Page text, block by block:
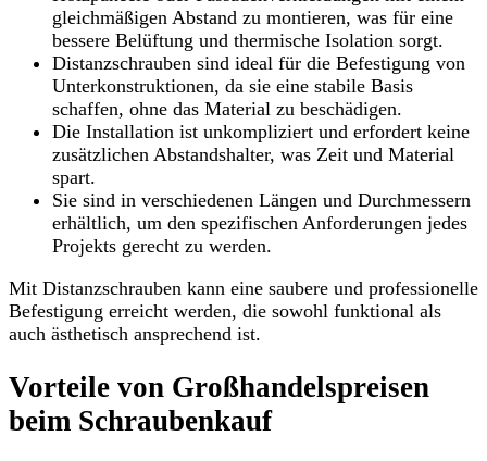
gleichmäßigen Abstand zu montieren, was für eine
bessere Belüftung und thermische Isolation sorgt.
Distanzschrauben sind ideal für die Befestigung von
Unterkonstruktionen, da sie eine stabile Basis
schaffen, ohne das Material zu beschädigen.
Die Installation ist unkompliziert und erfordert keine
zusätzlichen Abstandshalter, was Zeit und Material
spart.
Sie sind in verschiedenen Längen und Durchmessern
erhältlich, um den spezifischen Anforderungen jedes
Projekts gerecht zu werden.
Mit Distanzschrauben kann eine saubere und professionelle
Befestigung erreicht werden, die sowohl funktional als
auch ästhetisch ansprechend ist.
Vorteile von Großhandelspreisen
beim Schraubenkauf